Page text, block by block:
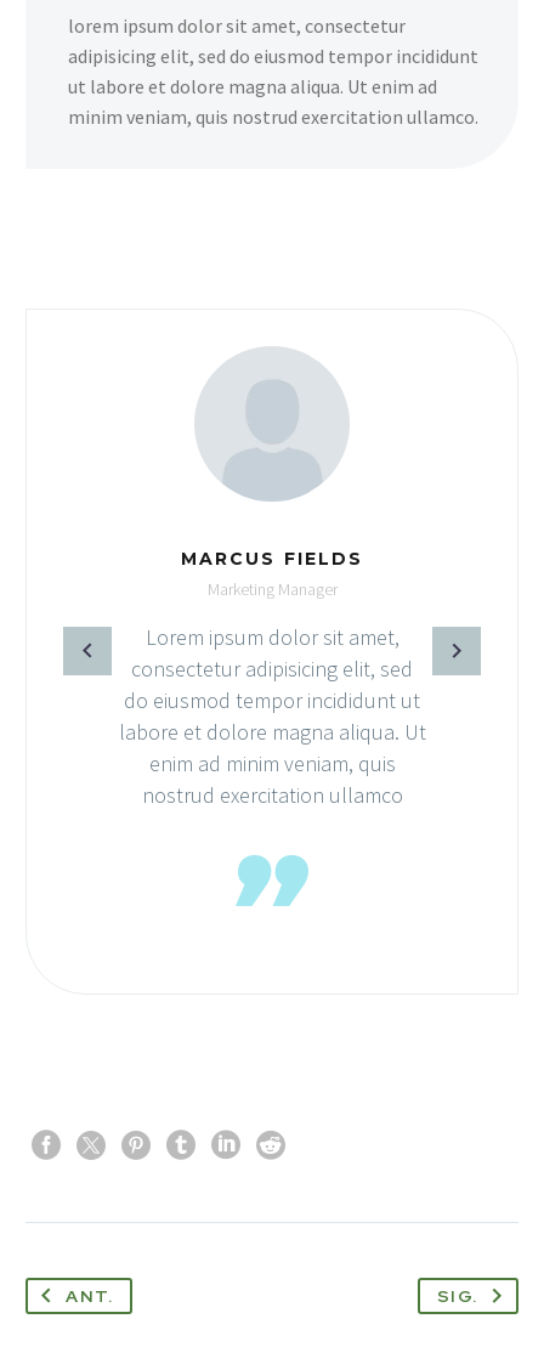
lorem ipsum dolor sit amet, consectetur
adipisicing elit, sed do eiusmod tempor incididunt
ut labore et dolore magna aliqua. Ut enim ad
minim veniam, quis nostrud exercitation ullamco.
ipsum dolor sit amet,
adipisicing elit, sed
tempor incididunt ut
dolore magna aliqua. Ut
minim veniam, quis
exercitation ullamco
Lorem
consectetur
do eiusmod
labore et
ANT. SIG.